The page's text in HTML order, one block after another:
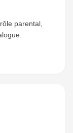
parental,